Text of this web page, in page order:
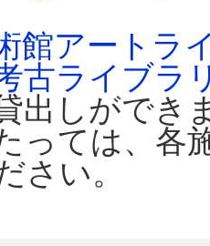
館アートラ
古ライブラ
出しができ
っては、各
さい。